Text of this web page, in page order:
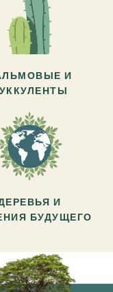
И
И
БУДУЩЕГО